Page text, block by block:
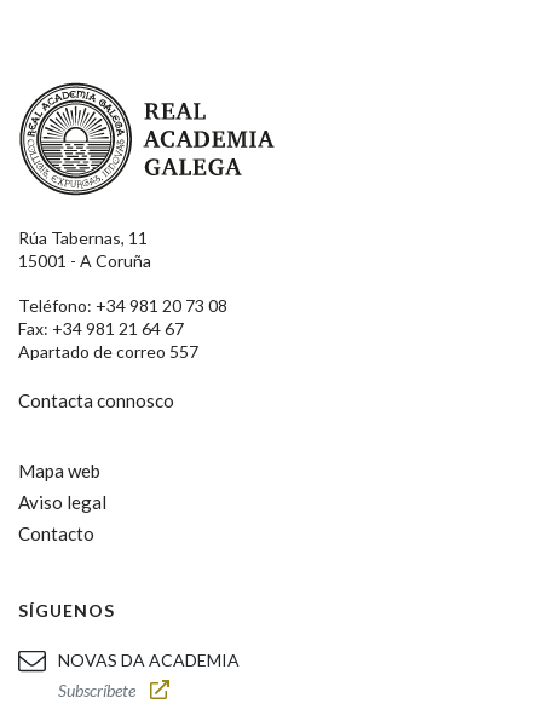
Real Academia Galega
Rúa Tabernas, 11
15001 - A Coruña
Teléfono: +34 981 20 73 08
Fax: +34 981 21 64 67
Apartado de correo 557
Contacta connosco
Mapa web
Aviso legal
Contacto
SÍGUENOS
NOVAS DA ACADEMIA
Subscríbete